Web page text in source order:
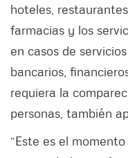
hoteles,
farmacias y los
en casos de
bancarios,
requiera la
personas, también
“Este es el